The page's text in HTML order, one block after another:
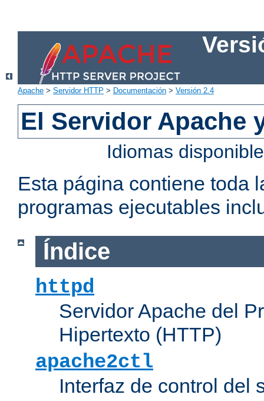
Apache > Servidor HTTP > Documentación > Versión 2.4
El Servidor Apache
Idiomas
Esta página contiene toda
programas ejecutables
Índice
httpd
Servidor Apache del
Hipertexto (HTTP)
apache2ctl
Interfaz de control del